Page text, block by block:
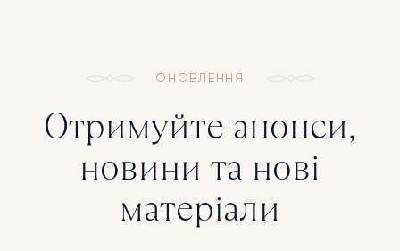
ОНОВЛЕННЯ
Отримуйте анонси,
новини та нові
матеріали